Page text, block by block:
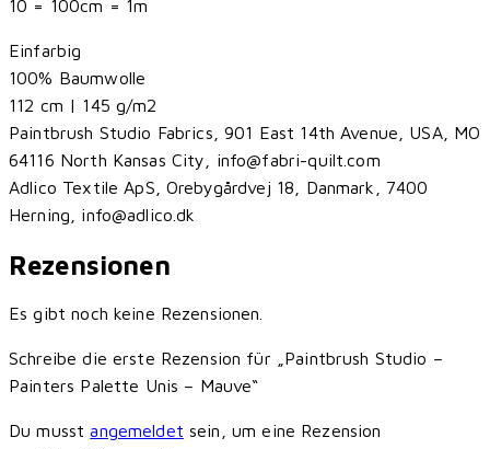
10 = 100cm = 1m
Einfarbig
100% Baumwolle
112 cm | 145 g/m2
Paintbrush Studio Fabrics, 901 East 14th Avenue, USA, MO
64116 North Kansas City, info@fabri-quilt.com
Adlico Textile ApS, Orebygårdvej 18, Danmark, 7400
Herning, info@adlico.dk
Rezensionen
Es gibt noch keine Rezensionen.
Schreibe die erste Rezension für „Paintbrush Studio –
Painters Palette Unis – Mauve“
Du musstangemeldet sein, um eine Rezension